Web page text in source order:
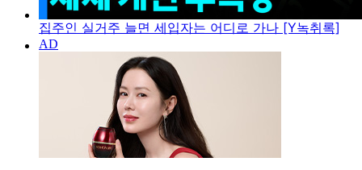
집주인 실거주 늘면 세입자는 어디로 가나 [Y녹취록]